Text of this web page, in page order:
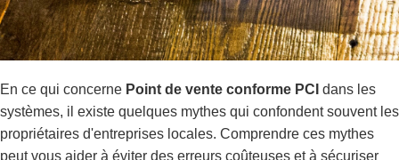
En ce qui concerne Point de vente conforme PCI dans les
systèmes, il existe quelques mythes qui confondent souvent les
propriétaires d'entreprises locales. Comprendre ces mythes
peut vous aider à éviter des erreurs coûteuses et à sécuriser